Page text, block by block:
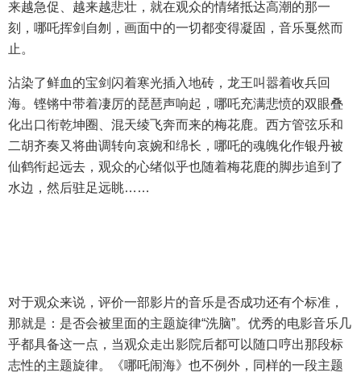
来越急促、越来越悲壮，就在观众的情绪抵达高潮的那一
刻，哪吒挥剑自刎，画面中的一切都变得凝固，音乐戛然而
止。
沾染了鲜血的宝剑闪着寒光插入地砖，龙王叫嚣着收兵回
海。铿锵中带着凄厉的琵琶声响起，哪吒充满悲愤的双眼叠
化出口衔乾坤圈、混天绫飞奔而来的梅花鹿。西方管弦乐和
二胡齐奏又将曲调转向哀婉和绵长，哪吒的魂魄化作银丹被
仙鹤衔起远去，观众的心绪似乎也随着梅花鹿的脚步追到了
水边，然后驻足远眺……
对于观众来说，评价一部影片的音乐是否成功还有个标准，
那就是：是否会被里面的主题旋律“洗脑”。优秀的电影音乐几
乎都具备这一点，当观众走出影院后都可以随口哼出那段标
志性的主题旋律。《哪吒闹海》也不例外，同样的一段主题